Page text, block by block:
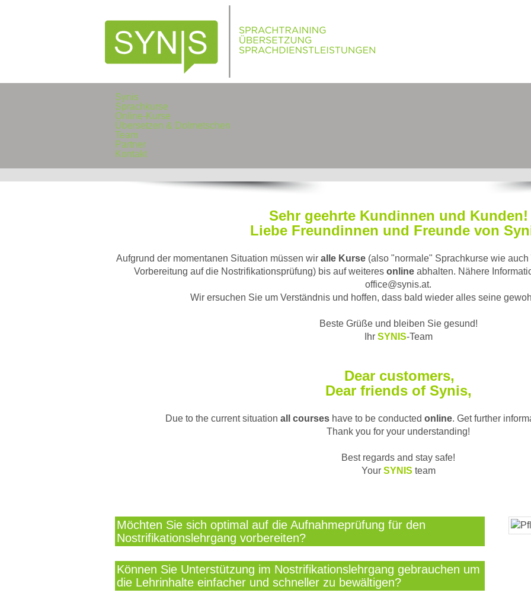
Synis
Sprachkurse
Online-Kurse
Übersetzen & Dolmetschen
Team
Partner
Kontakt
Sehr geehrte Kundinnen und Kunden!
Liebe Freundinnen und Freunde von
Aufgrund der momentanen Situation müssen wir alle Kurse (also "normale" Sprachkurse wie
Vorbereitung auf die Nostrifikationsprüfung) bis auf weiteres online abhalten. Nähere
office@synis.at.
Wir ersuchen Sie um Verständnis und hoffen, dass bald wieder alles seine
Beste Grüße und bleiben Sie gesund!
Ihr SYNIS-Team
Dear customers,
Dear friends of Synis,
Due to the current situation all courses have to be conducted online. Get further
Thank you for your understanding!
Best regards and stay safe!
Your SYNIS team
Möchten Sie sich optimal auf die Aufnahmeprüfung für den
Nostrifikationslehrgang vorbereiten?
Können Sie Unterstützung im Nostrifikationslehrgang gebrauchen um
die Lehrinhalte einfacher und schneller zu bewältigen?